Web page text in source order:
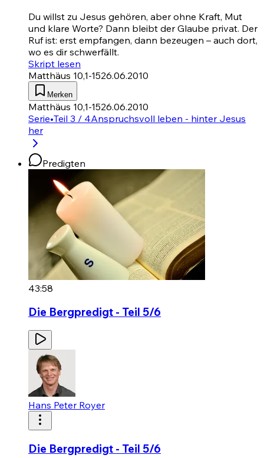
Du willst zu Jesus gehören, aber ohne Kraft, Mut
und klare Worte? Dann bleibt der Glaube privat. Der
Ruf ist: erst empfangen, dann bezeugen – auch dort,
wo es dir schwerfällt.
Skript lesen
Matthäus 10,1-1526.06.2010
Merken
Matthäus 10,1-1526.06.2010
Serie•Teil 3 / 4Anspruchsvoll leben - hinter Jesus
her
Predigten
43:58
Die Bergpredigt - Teil 5/6
Hans Peter Royer
Die Bergpredigt - Teil 5/6